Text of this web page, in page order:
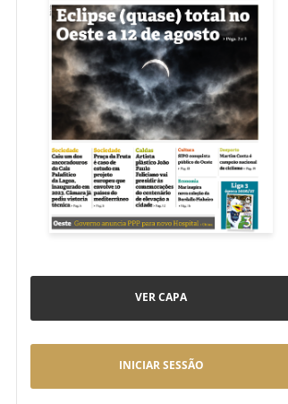
VER CAPA
INICIAR SESSÃO